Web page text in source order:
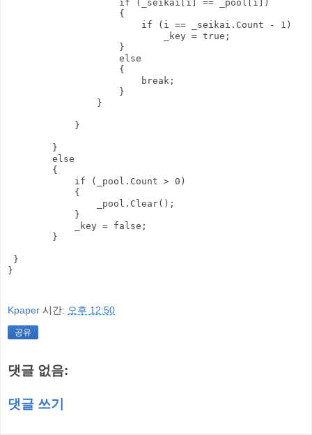
                    if (_seikai[i] == _pool[i])
                    {
                        if (i == _seikai.Count - 1)
                            _key = true;
                    }
                    else
                    {
                        break;
                    }
                }
            }
        }
        else
        {
            if (_pool.Count > 0)
            {
                _pool.Clear();
            }
            _key = false;
        }
}
}
Kpaper 시간: 오후 12:50
공유
댓글 없음:
댓글 쓰기